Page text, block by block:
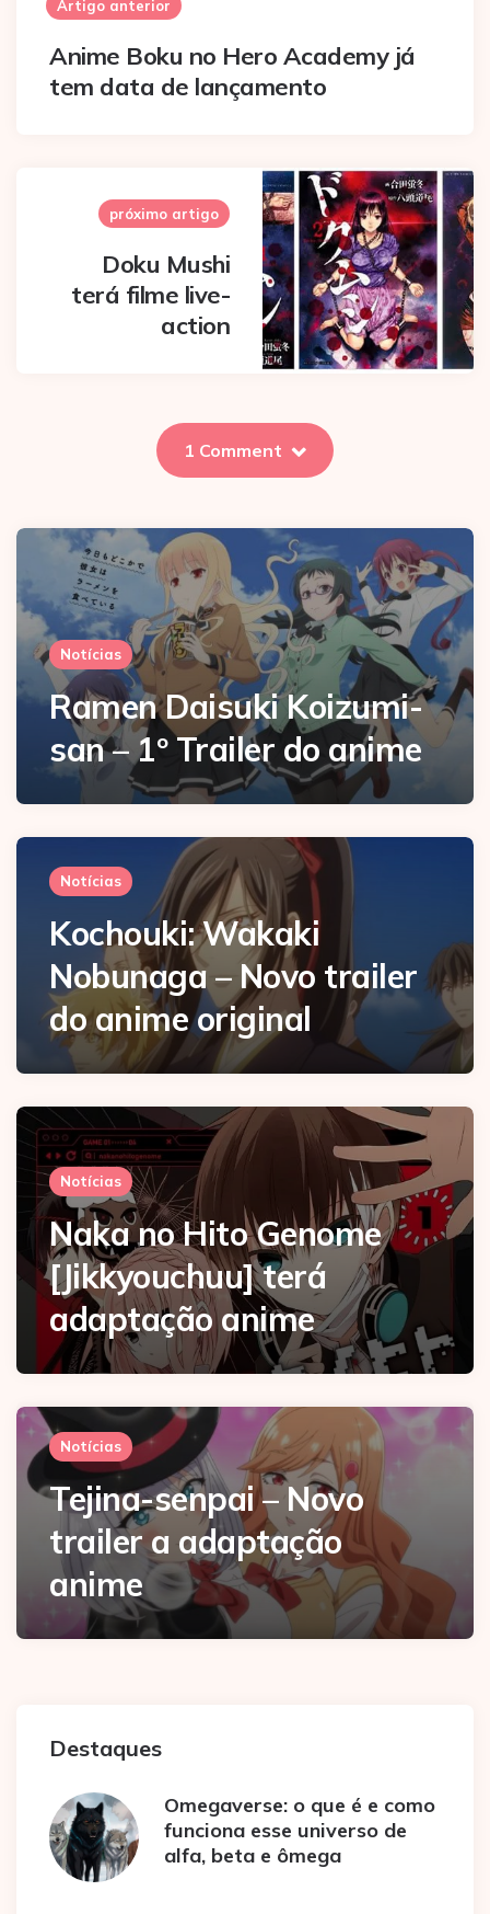
Artigo anterior
Anime Boku no Hero Academy já
tem data de lançamento
próximo artigo
Doku Mushi
terá filme live-
action
1 Comment
Notícias
Ramen Daisuki Koizumi-
san – 1º Trailer do anime
Notícias
Kochouki: Wakaki
Nobunaga – Novo trailer
do anime original
Notícias
Naka no Hito Genome
[Jikkyouchuu] terá
adaptação anime
Notícias
Tejina-senpai – Novo
trailer a adaptação
anime
Destaques
Omegaverse: o que é e como
funciona esse universo de
alfa, beta e ômega